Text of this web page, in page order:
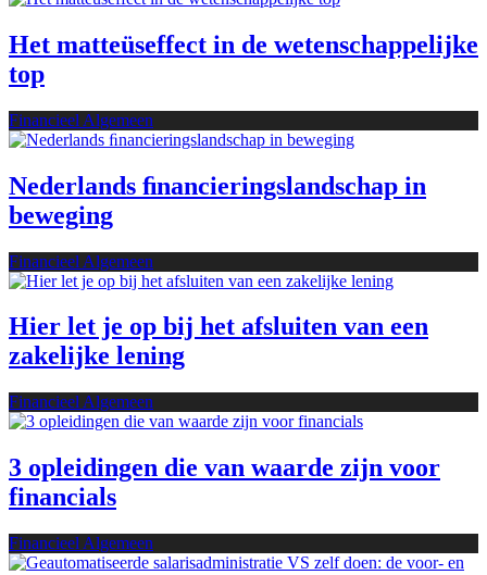
Het matteüseffect in de wetenschappelijke
top
Financieel Algemeen
Nederlands ﬁnancieringslandschap in
beweging
Financieel Algemeen
Hier let je op bij het afsluiten van een
zakelijke lening
Financieel Algemeen
3 opleidingen die van waarde zijn voor
financials
Financieel Algemeen